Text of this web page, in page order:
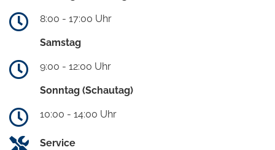
8:00 - 17:00 Uhr
Samstag
9:00 - 12:00 Uhr
Sonntag (Schautag)
10:00 - 14:00 Uhr
Service